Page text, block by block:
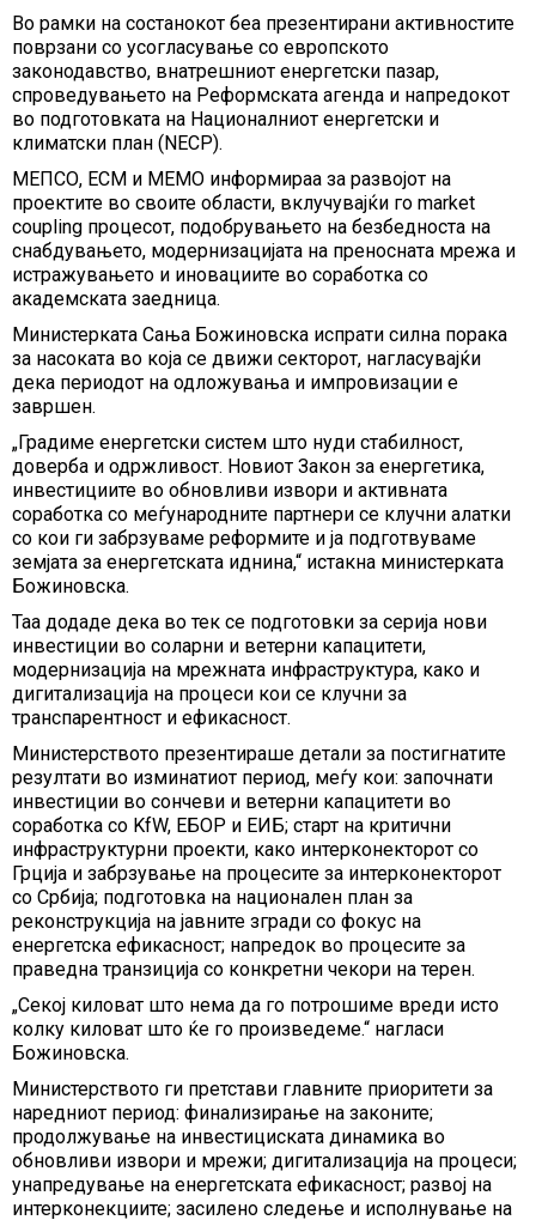
Во рамки на состанокот беа презентирани активностите
поврзани со усогласување со европското
законодавство, внатрешниот енергетски пазар,
спроведувањето на Реформската агенда и напредокот
во подготовката на Националниот енергетски и
климатски план (NECP).
МЕПСО, ЕСМ и МЕМO информираа за развојот на
проектите во своите области, вклучувајќи го market
coupling процесот, подобрувањето на безбедноста на
снабдувањето, модернизацијата на преносната мрежа и
истражувањето и иновациите во соработка со
академската заедница.
Министерката Сања Божиновска испрати силна порака
за насоката во која се движи секторот, нагласувајќи
дека периодот на одложувања и импровизации е
завршен.
„Градиме енергетски систем што нуди стабилност,
доверба и одржливост. Новиот Закон за енергетика,
инвестициите во обновливи извори и активната
соработка со меѓународните партнери се клучни алатки
со кои ги забрзуваме реформите и ја подготвуваме
земјата за енергетската иднина,“ истакна министерката
Божиновска.
Таа додаде дека во тек се подготовки за серија нови
инвестиции во соларни и ветерни капацитети,
модернизација на мрежната инфраструктура, како и
дигитализација на процеси кои се клучни за
транспарентност и ефикасност.
Министерството презентираше детали за постигнатите
резултати во изминатиот период, меѓу кои: започнати
инвестиции во сончеви и ветерни капацитети во
соработка со KfW, ЕБОР и ЕИБ; старт на критични
инфраструктурни проекти, како интерконекторoт со
Грција и забрзување на процесите за интерконекторот
со Србија; подготовка на национален план за
реконструкција на јавните згради со фокус на
енергетска ефикасност; напредок во процесите за
праведна транзиција со конкретни чекори на терен.
„Секој киловат што нема да го потрошиме вреди исто
колку киловат што ќе го произведеме.“ нагласи
Божиновска.
Министерството ги претстави главните приоритети за
наредниот период: финализирање на законите;
продолжување на инвестициската динамика во
обновливи извори и мрежи; дигитализација на процеси;
унапредување на енергетската ефикасност; развој на
интерконекциите; засилено следење и исполнување на